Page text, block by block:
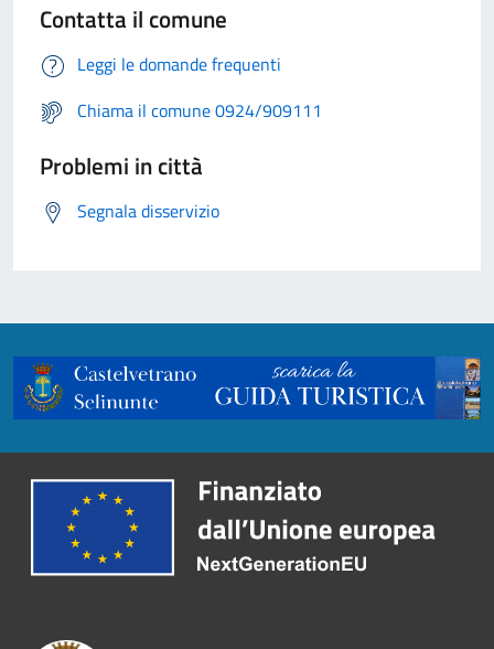
Contatta il comune
Leggi le domande frequenti
Chiama il comune 0924/909111
Problemi in città
Segnala disservizio